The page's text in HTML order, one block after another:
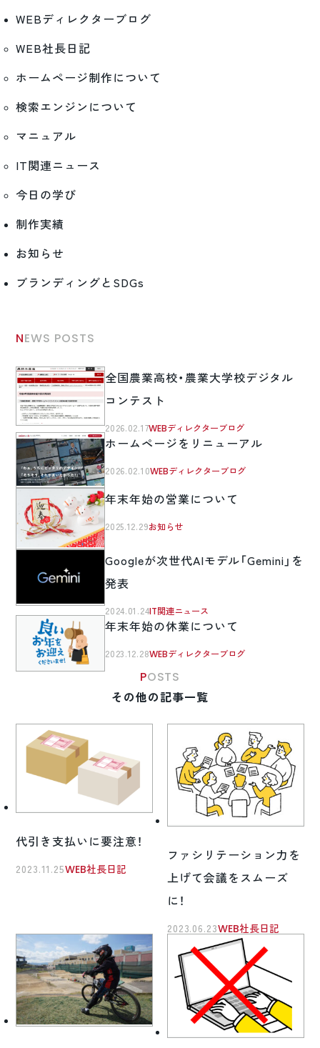
WEBディレクターブログ
WEB社長日記
ホームページ制作について
検索エンジンについて
マニュアル
IT関連ニュース
今日の学び
制作実績
お知らせ
ブランディングとSDGs
NEWS POSTS
全国農業高校・農業大学校デジタル
コンテスト
2026.02.17WEBディレクターブログ
ホームページをリニューアル
2026.02.10WEBディレクターブログ
年末年始の営業について
2025.12.29お知らせ
Googleが次世代AIモデル「Gemini」を
発表
2024.01.24 IT関連ニュース
年末年始の休業について
2023.12.28WEBディレクターブログ
POSTS
その他の記事一覧
代引き支払いに要注意！
2023.11.25WEB社長日記
ファシリテーション力を
上げて会議をスムーズ
に！
2023.06.23WEB社長日記